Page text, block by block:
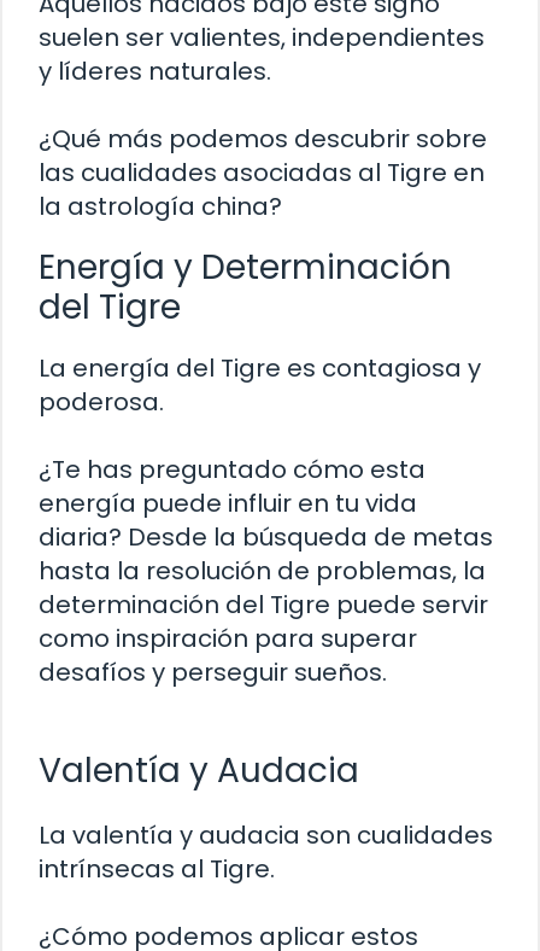
suelen ser valientes, independientes
y líderes naturales.
¿Qué más podemos descubrir sobre
las cualidades asociadas al Tigre en
la astrología china?
Energía y Determinación
del Tigre
La energía del Tigre es contagiosa y
poderosa.
¿Te has preguntado cómo esta
energía puede influir en tu vida
diaria? Desde la búsqueda de metas
hasta la resolución de problemas, la
determinación del Tigre puede servir
como inspiración para superar
desafíos y perseguir sueños.
Valentía y Audacia
La valentía y audacia son cualidades
intrínsecas al Tigre.
¿Cómo podemos aplicar estos